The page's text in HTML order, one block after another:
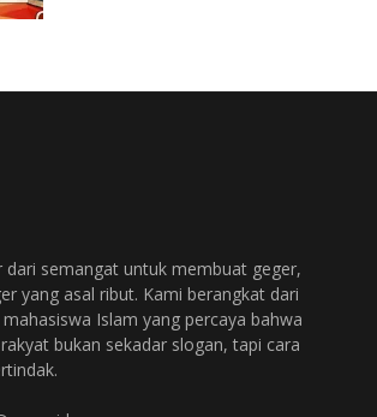
dari semangat untuk membuat geger,
yang asal ribut. Kami berangkat dari
Islam yang percaya bahwa
bukan sekadar slogan, tapi cara